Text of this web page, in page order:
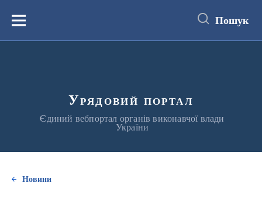
вмістуМеню Пошук
Урядовий портал
Єдиний вебпортал органів виконавчої влади
України
Новини